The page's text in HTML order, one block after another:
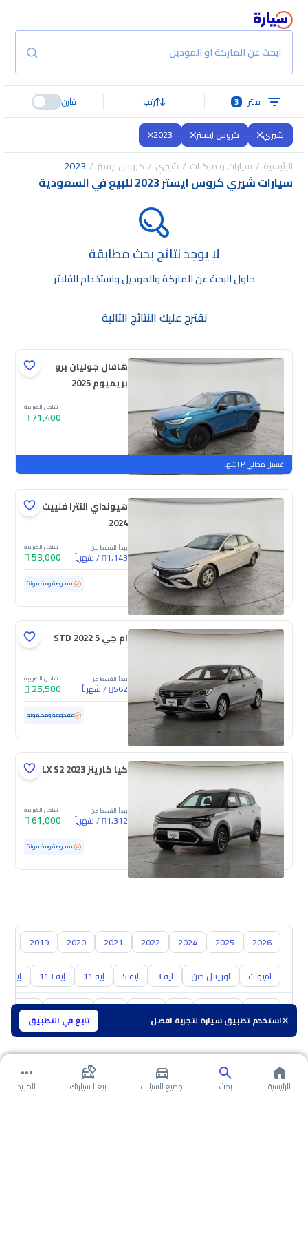
استخدم تطبيق سيارة لتجربة افضل تابع في التطبيق
ابحث عن الماركة او الموديل
فلتر 3 رتب قارن
شيري كروس ايستر 2023
الرئيسية سيارات و مركبات شيري كروس ايستر 2023
سيارات شيري كروس ايستر 2023 للبيع في السعودية
لا يوجد نتائج بحث مطابقة
حاول البحث عن الماركة والموديل واستخدام الفلاتر
نقترح عليك النتائج التالية
هافال جوليان برو
بريميوم 2025
شامل الضريبة
71,400
جديدة
ملوحة
غسيل مجاني ٣ اشهر
هيونداي النترا فلييت
2024
يبدأ القسط من
1,143
/شهرياً
شامل الضريبة
53,000
مستعملة 103,358 كم مفحوصة ومضمونة
ام جي 5 STD 2022
يبدأ القسط من
562
/شهرياً
شامل الضريبة
25,500
مستعملة 65,094 كم مفحوصة ومضمونة
كيا كارينز LX S2 2023
يبدأ القسط من
1,312
/شهرياً
شامل الضريبة
61,000
مستعملة 128,009 كم مفحوصة ومضمونة
2026
2025
2024
2022
2021
2020
2019
اميولت اورينتل صن ايه 3 ايه 5 إيه 11 إيه 113 إيه 213
سوزوكي هافال
الرئيسية بحث جميع السيارت بيعنا سيارتك المزيد